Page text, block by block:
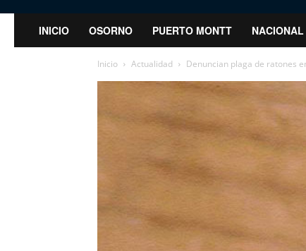
INICIO OSORNO PUERTO MONTT NACIONAL
Inicio Actualidad Denuncian plaga de ratones